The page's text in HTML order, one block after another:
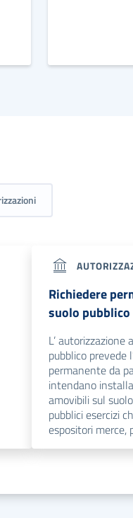
Richiedere
suolo pubblico
L’ autorizzazione
pubblico prevede
permanente da
intendano
amovibili sul
pubblici esercizi
espositori merce,